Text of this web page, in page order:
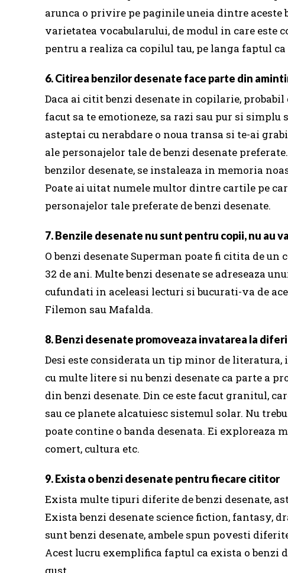
arunca o privire pe paginile uneia dintre aceste
varietatea vocabularului, de modul in care este
pentru a realiza ca copilul tau, pe langa faptul
6. Citirea benzilor desenate face parte din
Daca ai citit benzi desenate in copilarie,
facut sa te emotioneze, sa razi sau pur si
asteptai cu nerabdare o noua transa si te-ai
ale personajelor tale de benzi desenate preferate.
benzilor desenate, se instaleaza in memoria
Poate ai uitat numele multor dintre cartile pe
personajelor tale preferate de benzi desenate.
7. Benzile desenate nu sunt pentru copii, nu au
O benzi desenate Superman poate fi citita de un
32 de ani. Multe benzi desenate se adreseaza
cufundati in aceleasi lecturi si bucurati-va de
Filemon sau Mafalda.
8. Benzi desenate promoveaza invatarea la
Desi este considerata un tip minor de
cu multe litere si nu benzi desenate ca parte a
din benzi desenate. Din ce este facut granitul,
sau ce planete alcatuiesc sistemul solar. Nu
poate contine o banda desenata. Ei exploreaza
comert, cultura etc.
9. Exista o benzi desenate pentru fiecare cititor
Exista multe tipuri diferite de benzi desenate,
Exista benzi desenate science fiction, fantasy,
sunt benzi desenate, ambele spun povesti
Acest lucru exemplifica faptul ca exista o benzi
gust.